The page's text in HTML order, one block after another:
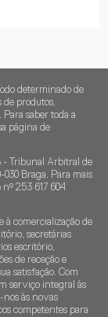
determinado de
de produtos,
saber toda a
página de
- Tribunal Arbitral de
030 Braga. Para mais
253 617 604
à comercialização de
secretárias
escritório,
de receção e
satisfação. Com
serviço integral às
nos às novas
competentes para